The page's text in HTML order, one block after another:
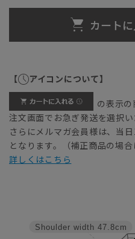
カート
【 アイコンについて】
の表示の
注文画面でお急ぎ発送を選択い
さらにメルマガ会員様は、当
となります。（補正商品の場合
詳しくはこちら
Shoulder width 47.8cm